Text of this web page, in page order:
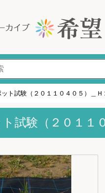
ト試験（２０１１０４０５）＿Ｈ
試験（２０１１